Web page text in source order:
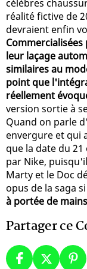
célèbres
réalité fictive de
devraient enfin
leur laçage
similaires au
point que
réellement
version sortie à
Quand on parle
envergure et qui
que la date du
par Nike,
Marty et le Doc
opus de la saga
à portée de
Partager ce